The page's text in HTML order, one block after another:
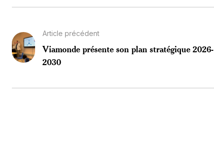
Article précédent
Viamonde présente son plan stratégique 2026-
2030